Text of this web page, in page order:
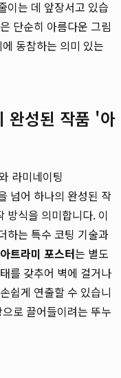
이는 데 앞장서고 있습
단순히 아름다운 그림
동참하는 의미 있는
완성된 작품 '아
라미네이팅
넘어 하나의 완성된 작
방식을 의미합니다. 이
하는 특수 코팅 기술과
아트라미 포스터는 별도
를 갖추어 벽에 걸거나
쉽게 연출할 수 있습니
로 끌어들이려는 뚜누